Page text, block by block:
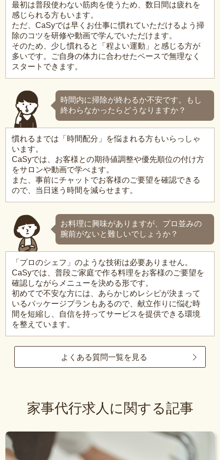
最初は普段使わない筋肉を使うため、数日間は疲れを
感じられる方もいます。
ただ、CaSyでは早くお仕事に慣れていただけるよう掃
除のコツを研修や動画で学んでいただけます。
そのため、少し慣れると「程よい運動」と感じる方が
多いです。ご自身の体力に合わせたペースで無理なく
スタートできます。
時間内に掃除が終わるか不安です。もし
終わらなかったらどうなりますか？
慣れるまでは「時間配分」を悩まれる方もいらっしゃ
います。
CaSyでは、お客様との期待値調整や優先順位の付け方
をサロンや動画で学べます。
また、事前にチャットでお客様のご要望を確認できる
ので、当日迷う時間を減らせます。
お料理に興味がありますが、プロ並みの
腕前がないと難しいでしょうか？
「プロのシェフ」のような技術は必要ありません。
CaSyでは、普段ご家庭で作る料理をお客様のご要望を
確認しながらメニューを決める形です。
初めてで不安な方には、あらかじめレシピが決まって
いるパッケージプランもあるので、献立作りに悩む時
間を短縮し、自信を持ってサービスを提供できる環境
を整えています。
よくある質問一覧を見る
家事代行求人に関する記事